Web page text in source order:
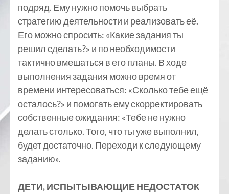
подряд. Ему нужно помочь выбрать
стратегию деятельности и реализовать её.
Его можно спросить: «Какие задания ты
решил сделать?» и по необходимости
тактично вмешаться в его планы. В ходе
выполнения задания можно время от
времени интересоваться: «Сколько тебе ещё
осталось?» и помогать ему скорректировать
собственные ожидания: «Тебе не нужно
делать столько. Того, что ты уже выполнил,
будет достаточно. Переходи к следующему
заданию».
ДЕТИ, ИСПЫТЫВАЮЩИЕ НЕДОСТАТОК